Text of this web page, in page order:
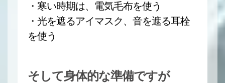
・寒い時期は、電気毛布を使う
・光を遮るアイマスク、音を遮る耳栓
を使う
そして身体的な準備ですが